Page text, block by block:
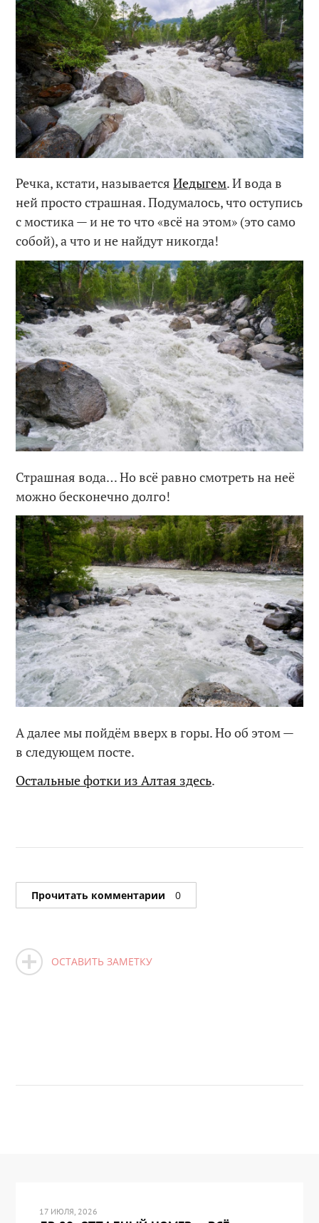
Речка, кстати, называетсяИедыгем. И вода в
ней просто страшная. Подумалось, что оступись
с мостика — и не то что «всё на этом» (это само
собой), а что и не найдут никогда!
Страшная вода… Но всё равно смотреть на неё
можно бесконечно долго!
А далее мы пойдём вверх в горы. Но об этом —
в следующем посте.
Остальные фотки из Алтая здесь.
Прочитать комментарии 0
ОСТАВИТЬ ЗАМЕТКУ
17 ИЮЛЯ, 2026